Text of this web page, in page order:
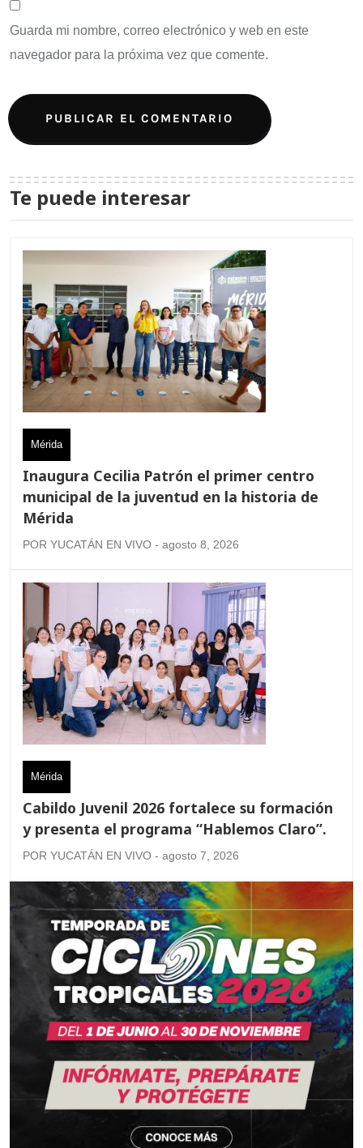
Guarda mi nombre, correo electrónico y web en este
navegador para la próxima vez que comente.
Te puede interesar
Mérida
Inaugura Cecilia Patrón el primer centro
municipal de la juventud en la historia de
Mérida
POR YUCATÁN EN VIVO - agosto 8, 2026
Mérida
Cabildo Juvenil 2026 fortalece su formación
y presenta el programa “Hablemos Claro”.
POR YUCATÁN EN VIVO - agosto 7, 2026